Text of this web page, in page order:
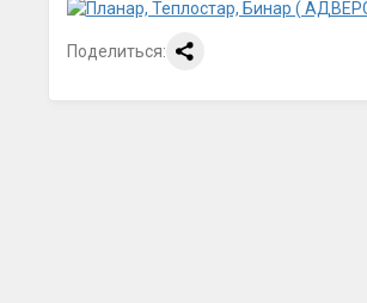
Поделиться: